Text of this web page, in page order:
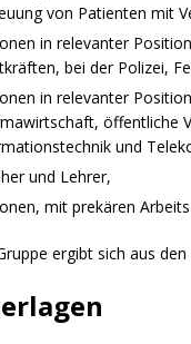
von Patienten mit
in relevanter
bei der Polizei,
in relevanter
öffentliche
und
und Lehrer,
mit prekären
ergibt sich aus